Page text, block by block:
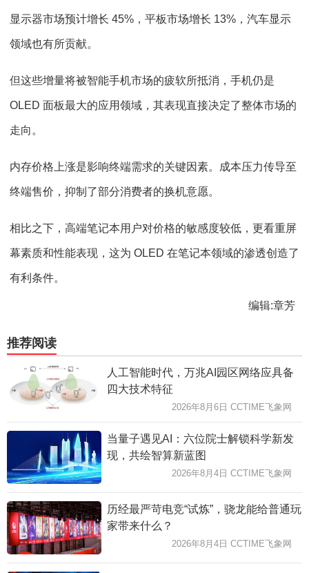
显示器市场预计增长 45%，平板市场增长 13%，汽车显示
领域也有所贡献。
但这些增量将被智能手机市场的疲软所抵消，手机仍是
OLED 面板最大的应用领域，其表现直接决定了整体市场的
走向。
内存价格上涨是影响终端需求的关键因素。成本压力传导至
终端售价，抑制了部分消费者的换机意愿。
相比之下，高端笔记本用户对价格的敏感度较低，更看重屏
幕素质和性能表现，这为 OLED 在笔记本领域的渗透创造了
有利条件。
编辑:章芳
推荐阅读
人工智能时代，万兆AI园区网络应具备
四大技术特征
2026年8月6日 CCTIME飞象网
当量子遇见AI：六位院士解锁科学新发
现，共绘智算新蓝图
2026年8月4日 CCTIME飞象网
历经最严苛电竞“试炼”，骁龙能给普通玩
家带来什么？
2026年8月4日 CCTIME飞象网